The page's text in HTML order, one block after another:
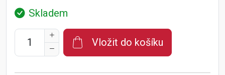
Skladem
Vložit do košíku